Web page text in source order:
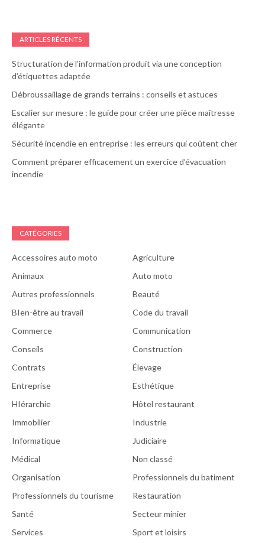
ARTICLES RÉCENTS
Structuration de l’information produit via une conception
d’étiquettes adaptée
Débroussaillage de grands terrains : conseils et astuces
Escalier sur mesure : le guide pour créer une pièce maîtresse
élégante
Sécurité incendie en entreprise : les erreurs qui coûtent cher
Comment préparer efficacement un exercice d’évacuation
incendie
CATÉGORIES
Accessoires auto moto
Agriculture
Animaux
Auto moto
Autres professionnels
Beauté
BIen-être au travail
Code du travail
Commerce
Communication
Conseils
Construction
Contrats
Élevage
Entreprise
Esthétique
HIérarchie
Hôtel restaurant
Immobilier
Industrie
Informatique
Judiciaire
Médical
Non classé
Organisation
Professionnels du batiment
Professionnels du tourisme
Restauration
Santé
Secteur minier
Services
Sport et loisirs